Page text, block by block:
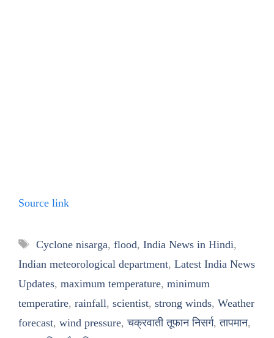
Source link
Tags
Cyclone nisarga, flood, India News in Hindi,
Indian meteorological department, Latest India News
Updates, maximum temperature, minimum
temperatire, rainfall, scientist, strong winds, Weather
forecast, wind pressure,चक्रवाती तूफान निसर्ग,तापमान,